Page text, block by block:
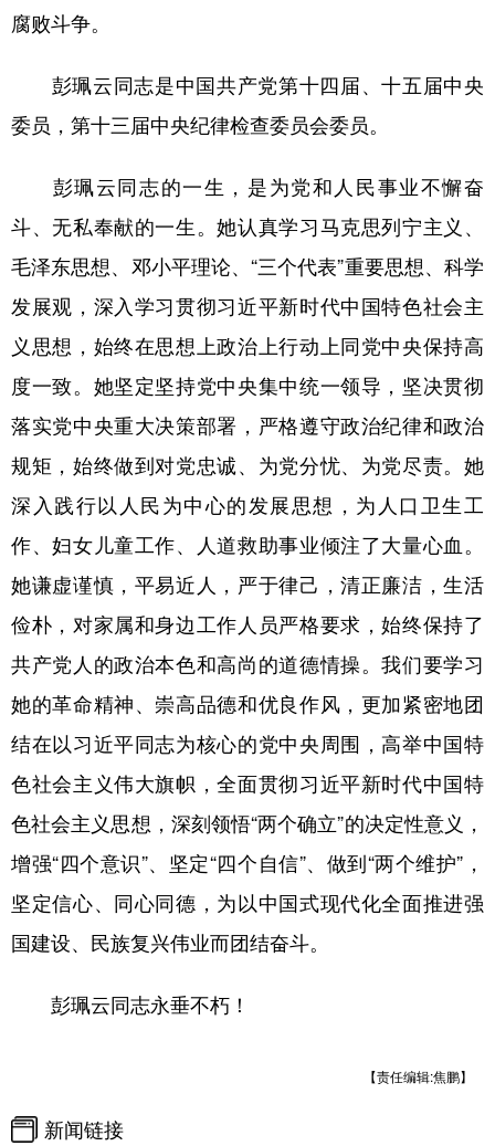
腐败斗争。
彭珮云同志是中国共产党第十四届、十五届中央
委员，第十三届中央纪律检查委员会委员。
彭珮云同志的一生，是为党和人民事业不懈奋
斗、无私奉献的一生。她认真学习马克思列宁主义、
毛泽东思想、邓小平理论、“三个代表”重要思想、科学
发展观，深入学习贯彻习近平新时代中国特色社会主
义思想，始终在思想上政治上行动上同党中央保持高
度一致。她坚定坚持党中央集中统一领导，坚决贯彻
落实党中央重大决策部署，严格遵守政治纪律和政治
规矩，始终做到对党忠诚、为党分忧、为党尽责。她
深入践行以人民为中心的发展思想，为人口卫生工
作、妇女儿童工作、人道救助事业倾注了大量心血。
她谦虚谨慎，平易近人，严于律己，清正廉洁，生活
俭朴，对家属和身边工作人员严格要求，始终保持了
共产党人的政治本色和高尚的道德情操。我们要学习
她的革命精神、崇高品德和优良作风，更加紧密地团
结在以习近平同志为核心的党中央周围，高举中国特
色社会主义伟大旗帜，全面贯彻习近平新时代中国特
色社会主义思想，深刻领悟“两个确立”的决定性意义，
增强“四个意识”、坚定“四个自信”、做到“两个维护”，
坚定信心、同心同德，为以中国式现代化全面推进强
国建设、民族复兴伟业而团结奋斗。
彭珮云同志永垂不朽！
【责任编辑:焦鹏】
新闻链接